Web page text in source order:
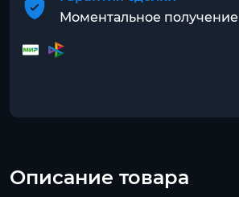
Моментальное получение
Описание товара